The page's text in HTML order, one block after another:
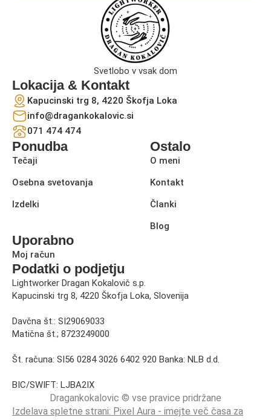
Svetlobo v vsak dom
Lokacija & Kontakt
Kapucinski trg 8, 4220 Škofja Loka
info@dragankokalovic.si
071 474 474
Ponudba
Tečaji
Osebna svetovanja
Izdelki
Ostalo
O meni
Kontakt
Članki
Blog
Uporabno
Moj račun
Podatki o podjetju
Lightworker Dragan Kokalovič s.p.
Kapucinski trg 8, 4220 Škofja Loka, Slovenija
Davčna št.: SI29069033
Matična št.; 8723249000
Št. računa: SI56 0284 3026 6402 920 Banka: NLB d.d.
BIC/SWIFT: LJBA2IX
Dragankokalovic © vse pravice pridržane
Izdelava spletne strani: Pixel Aura - imejte več časa za